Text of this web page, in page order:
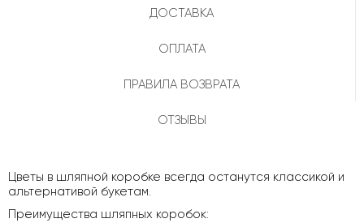
ДОСТАВКА
ОПЛАТА
ПРАВИЛА ВОЗВРАТА
ОТЗЫВЫ
Цветы в шляпной коробке всегда останутся классикой и
альтернативой букетам.
Преимущества шляпных коробок: